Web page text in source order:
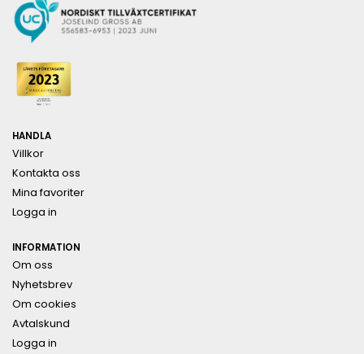
HANDLA
Villkor
Kontakta oss
Mina favoriter
Logga in
INFORMATION
Om oss
Nyhetsbrev
Om cookies
Avtalskund
Logga in